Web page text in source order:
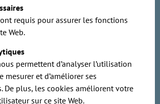
requis pour assurer les fonctions
Web.
permettent d’analyser l’utilisation
mesurer et d’améliorer ses
De plus, les cookies améliorent votre
sur ce site Web.
au raccordement jusqu'aux machines ou aux
spéciales. Ainsi, même lorsque les
être personnalisées, l’entreprise peut
enlever les différents tuyaux du système
desserrer les colliers de serrage, sans
découpe ou soudure qui
les tuyaux. Les experts ont procédé à la
tracés de tuyauterie avec les modèles de la